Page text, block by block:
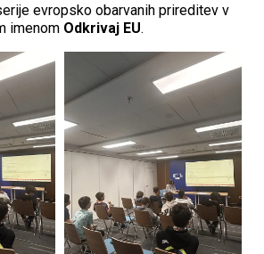
evropsko obarvanih prireditev v
imenom Odkrivaj EU.